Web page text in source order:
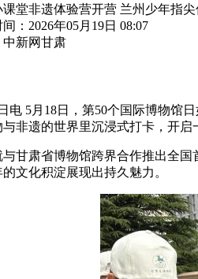
课堂非遗体验营开营 兰州少年指
： 2026年05月19日 08:07
中新网甘肃
5月18日，第50个国际博物馆日
非遗的世界里沉浸式打卡，开启
肃省博物馆跨界合作推出全国
文化积淀展现出持久魅力。